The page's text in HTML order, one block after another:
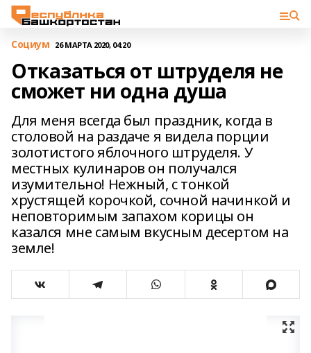
Cоциум 26 МАРТА 2020, 04:20
Отказаться от штруделя не
сможет ни одна душа
Для меня всегда был праздник, когда в
столовой на раздаче я видела порции
золотистого яблочного штруделя. У
местных кулинаров он получался
изумительно! Нежный, с тонкой
хрустящей корочкой, сочной начинкой и
неповторимым запахом корицы он
казался мне самым вкусным десертом на
земле!